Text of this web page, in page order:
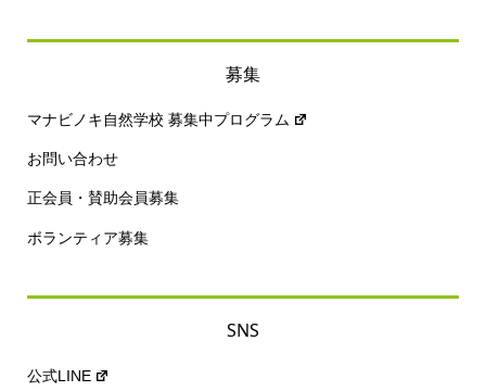
募集
マナビノキ自然学校 募集中プログラム
お問い合わせ
正会員・賛助会員募集
ボランティア募集
SNS
公式LINE